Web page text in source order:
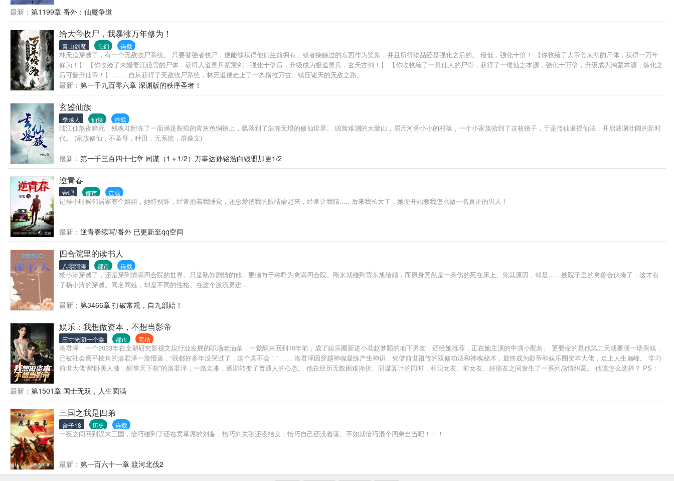
最新： 第1199章 番外：仙魔争道
给大帝收尸，我暴涨万年修为！
青山剑魔 玄幻 连载
林无道穿越了，有一个无敌收尸系统。 只要替强者收尸，便能够获得他们生前拥有、或者接触过的东西作为奖励，并且所得物品还是强化之后的。 最低，强化十倍！ 【你收殓了大帝姜太初的尸体，获得一万年
修为！】 【你收殓了未婚妻江轻雪的尸体，获得人道灵兵紫宸剑，强化十倍后，升级成为极道灵兵，玄天古剑！】 【你收收殓了一具仙人的尸骨，获得了一缕仙之本源，强化十万倍，升级成为鸿蒙本源，炼化之
后可晋升仙帝！】 …… 自从获得了无敌收尸系统，林无道便走上了一条横推万古、镇压诸天的无敌之路。
最新： 第一千九百零六章 深渊版的秩序圣者！
玄鉴仙族
季越人 仙侠 连载
陆江仙熬夜猝死，残魂却附在了一面满是裂痕的青灰色铜镜上，飘落到了浩瀚无垠的修仙世界。 凶险难测的大黎山，眉尺河旁小小的村落，一个小家族拾到了这枚镜子，于是传仙道授仙法，开启波澜壮阔的新时
代。 (家族修仙，不圣母，种田，无系统，群像文)
最新： 第一千三百四十七章 同谋（1＋1/2）万事达孙铭浩白银盟加更1/2
逆青春
帝吧 都市 连载
记得小时候邻居家有个姐姐，她特别坏，经常抱着我睡觉，还总爱把我的眼睛蒙起来，经常让我猜..... 后来我长大了，她便开始教我怎么做一名真正的男人！
最新： 逆青春续写/番外 已更新至qq空间
四合院里的读书人
八零阿涛 都市 连载
杨小涛穿越了，还是穿到情满四合院的世界。只是熟知剧情的他，更倾向于称呼为禽满四合院。刚来就碰到贾东旭结婚，而原身竟然是一身伤的死在床上。究其原因，却是……被院子里的禽兽合伙揍了，这才有
了杨小涛的穿越。同名同姓，却是不同的性格。在这个激流勇进...
最新： 第3466章 打破常规，自九部始！
娱乐：我想做资本，不想当影帝
三寸光阴一个鑫 都市 完结
洛君泽，一个2023年在企鹅研究影视文娱行业发展的职场老油条，一觉醒来回到10年前，成了娱乐圈新进小花赵梦颖的地下男友，还经她推荐，正在她主演的中演小配角。 更要命的是他第二天就要演一场哭戏，
已被社会磨平棱角的洛君泽一脸懵逼，“我都好多年没哭过了，这个真不会！” ...... 洛君泽因穿越神魂凝练产生神识，凭借前世祖传的双修功法和神魂秘术，最终成为影帝和娱乐圈资本大佬，走上人生巅峰。 学习
前世大佬“醉卧美人膝，醒掌天下权”的洛君泽，一路走来，逐渐转变了普通人的心态。 他在经历无数困难挫折、阴谋算计的同时，和现女友、前女友、好朋友之间发生了一系列感情纠葛。 他该怎么选择？ PS：
最新： 第1501章 国士无双，人生圆满
三国之我是四弟
曾子18 历史 连载
一夜之间回到汉末三国，恰巧碰到了还在卖草席的刘备，恰巧刘关张还没结义，恰巧自己还没着落。不如就恰巧混个四弟当当吧！！！
最新： 第一百六十一章 渡河北伐2